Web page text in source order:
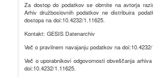
Za dostop do podatkov se obrnite na avtorja
Arhiv družboslovnih podatkov ne distribuira
dostopa na doi:10.4232/1.11625.
Kontakt: GESIS Datenarchiv
Več o pravilnem navajanju podatkov na
Več o uporabnikovi odgovornosti obveščanja
doi:10.4232/1.11625.